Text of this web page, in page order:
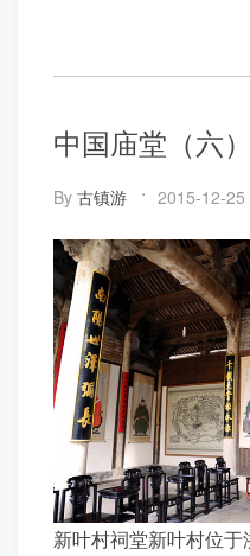
中国庙堂（六
By 古镇游 2015-12-25
新叶村祠堂新叶村位